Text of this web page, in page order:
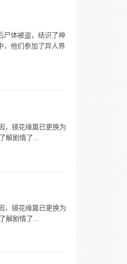
尸体被盗，结识了神
，他们参加了异人界
，镜花缘篇已更换为
解剧情了...
，镜花缘篇已更换为
解剧情了...